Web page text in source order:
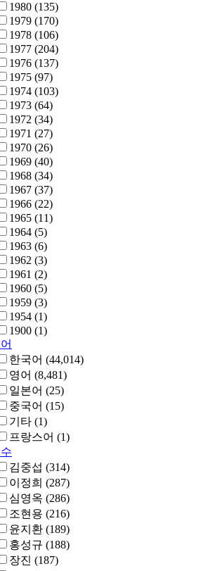
1980 (135)
1979 (170)
1978 (106)
1977 (204)
1976 (137)
1975 (97)
1974 (103)
1973 (64)
1972 (34)
1971 (27)
1970 (26)
1969 (40)
1968 (34)
1967 (37)
1966 (22)
1965 (11)
1964 (5)
1963 (6)
1962 (3)
1961 (2)
1960 (5)
1959 (3)
1954 (1)
1900 (1)
한국어 (44,014)
영어 (8,481)
일본어 (25)
중국어 (15)
기타 (1)
프랑스어 (1)
김중섭 (314)
이정희 (287)
심영옥 (286)
조현용 (216)
윤지환 (189)
홍성규 (188)
장진 (187)